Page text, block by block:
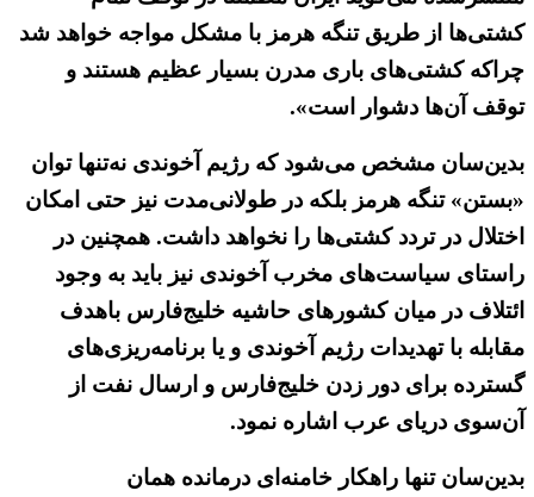
کشتی‌ها از طریق تنگه هرمز با مشکل مواجه خواهد شد
چراکه کشتی‌های باری مدرن بسیار عظیم هستند و
توقف آن‌ها دشوار است».
بدین‌سان مشخص می‌شود که رژیم آخوندی نه‌تنها توان
«بستن» تنگه هرمز بلکه در طولانی‌مدت نیز حتی امکان
اختلال در تردد کشتی‌ها را نخواهد داشت. همچنین در
راستای سیاست‌های مخرب آخوندی نیز باید به وجود
ائتلاف در میان کشورهای حاشیه خلیج‌فارس باهدف
مقابله با تهدیدات رژیم آخوندی و یا برنامه‌ریزی‌های
گسترده برای دور زدن خلیج‌فارس و ارسال نفت از
آن‌سوی دریای عرب اشاره نمود.
بدین‌سان تنها راهکار خامنه‌ای درمانده همان